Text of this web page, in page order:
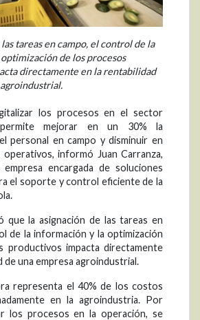
las tareas en campo, el control de la
de los procesos
directamente en la rentabilidad
los procesos en el sector
permite mejorar en un 30% la
personal en campo y disminuir en
informó Juan Carranza,
encargada de soluciones
el soporte y control eficiente de la
que la asignación de las tareas en
de la información y la optimización
productivos impacta directamente
de una empresa agroindustrial.
representa el 40% de los costos
en la agroindustria. Por
los procesos en la operación, se